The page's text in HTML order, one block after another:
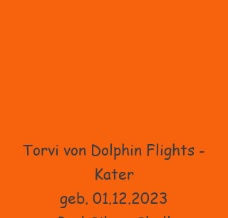
Torvi von Dolphin Flights -
Kater
geb. 01.12.2023